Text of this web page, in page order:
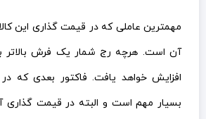
مهمترین عاملی که در قیمت گذاری این
آن است. هرچه رج شمار یک فرش بالاتر
افزایش خواهد یافت. فاکتور بعدی که
بسیار مهم است و البته در قیمت گذاری